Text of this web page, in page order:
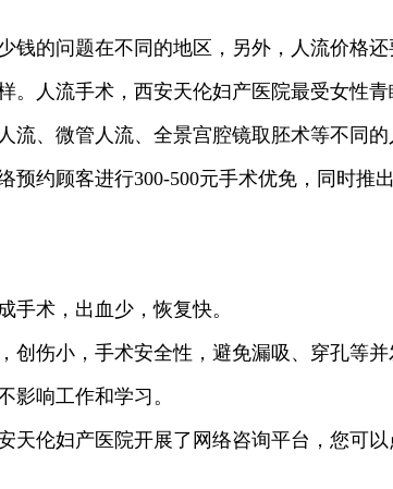
的问题在不同的地区，另外，人流价格还
人流手术，西安天伦妇产医院最受女性
、微管人流、全景宫腔镜取胚术等不同
约顾客进行300-500元手术优免，同时推
术，出血少，恢复快。
伤小，手术安全性，避免漏吸、穿孔等并
响工作和学习。
天伦妇产医院开展了网络咨询平台，您可